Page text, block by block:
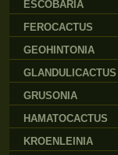
ESCOBARIA
FEROCACTUS
GEOHINTONIA
GLANDULICACTUS
GRUSONIA
HAMATOCACTUS
KROENLEINIA